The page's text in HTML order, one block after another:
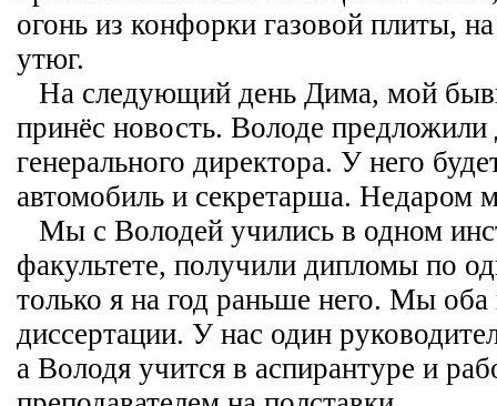
огонь из конфорки газовой плиты,
утюг.
На следующий день Дима, мой
принёс новость. Володе
генерального директора. У него
автомобиль и секретарша. Недаром
Мы с Володей учились в одном
факультете, получили дипломы по
только я на год раньше него. Мы
диссертации. У нас один
а Володя учится в аспирантуре и